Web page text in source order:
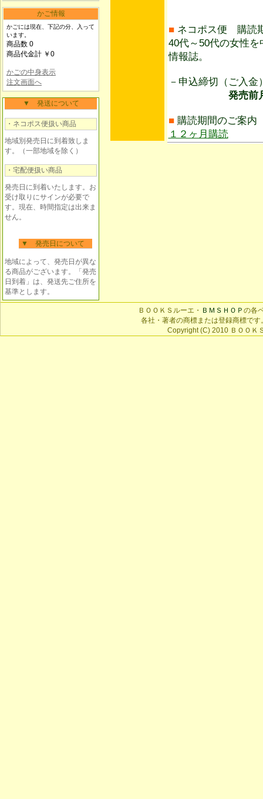
かご情報
かごには現在、下記の分、入って
います。
商品数 0
商品代金計 ￥0
かごの中身表示
注文画面へ
▼ 発送について
・ネコポス便扱い商品
地域別発売日に到着致しま
す。（一部地域を除く）
・宅配便扱い商品
発売日に到着いたします。お
受け取りにサインが必要で
す。現在、時間指定は出来ま
せん。
▼ 発売日について
地域によって、発売日が異な
る商品がございます。「発売
日到着」は、発送先ご住所を
基準とします。
■ ネコポス便 購読
40代～50代の女性
情報誌。
－申込締切（ご入
発売前月3日ま
■ 購読期間のご案内
１２ヶ月購読
ＢＯＯＫＳルーエ・ ＢＭＳＨＯＰ の各
各社・著者の商標または登録商標で
Copyright (C) 2010 ＢＯＯ